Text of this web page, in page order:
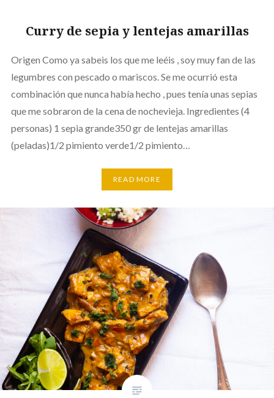
Curry de sepia y lentejas amarillas
Origen Como ya sabeis los que me leéis , soy muy fan de las
legumbres con pescado o mariscos. Se me ocurrió esta
combinación que nunca había hecho , pues tenía unas sepias
que me sobraron de la cena de nochevieja. Ingredientes (4
personas) 1 sepia grande350 gr de lentejas amarillas
(peladas)1/2 pimiento verde1/2 pimiento…
READ MORE